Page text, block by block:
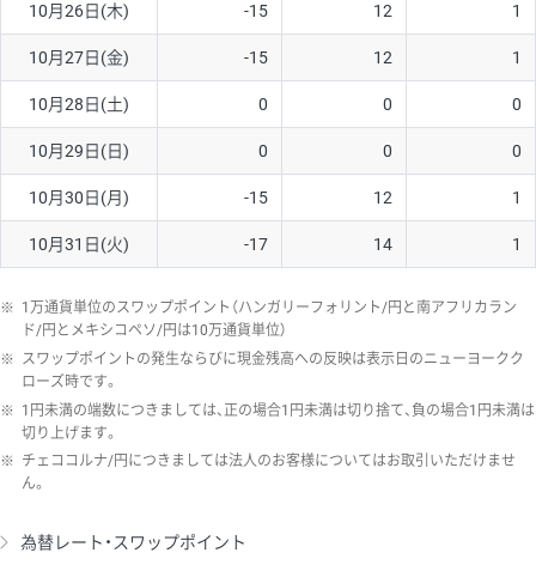
10月26日(木) -15 12 1
10月27日(金) -15 12 1
10月28日(土) 0 0 0
10月29日(日) 0 0 0
10月30日(月) -15 12 1
10月31日(火) -17 14 1
※ 1万通貨単位のスワップポイント（ハンガリーフォリント/円と南アフリカラン
ド/円とメキシコペソ/円は10万通貨単位）
※ スワップポイントの発生ならびに現金残高への反映は表示日のニューヨークク
ローズ時です。
※ 1円未満の端数につきましては、正の場合1円未満は切り捨て、負の場合1円未満は
切り上げます。
※ チェココルナ/円につきましては法人のお客様についてはお取引いただけませ
ん。
為替レート・スワップポイント